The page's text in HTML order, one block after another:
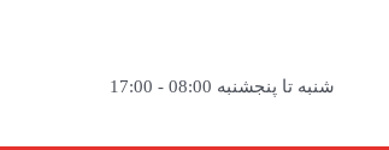
شنبه تا پنجشنبه 08:00 - 17:00